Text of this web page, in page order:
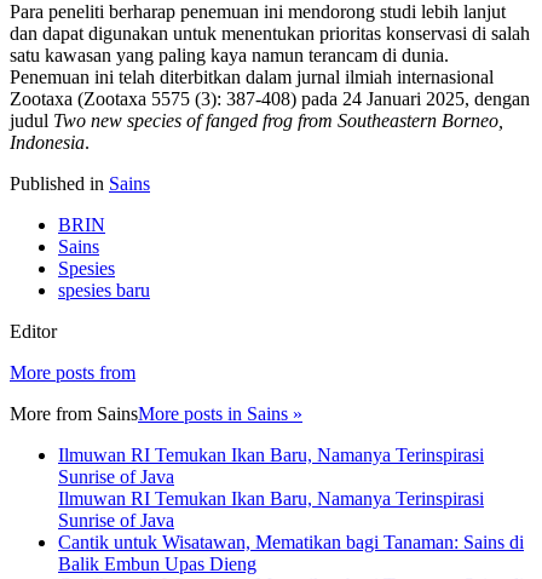
Para peneliti berharap penemuan ini mendorong studi lebih lanjut
dan dapat digunakan untuk menentukan prioritas konservasi di salah
satu kawasan yang paling kaya namun terancam di dunia.
Penemuan ini telah diterbitkan dalam jurnal ilmiah internasional
Zootaxa (Zootaxa 5575 (3): 387-408) pada 24 Januari 2025, dengan
judul Two new species of fanged frog from Southeastern Borneo,
Indonesia.
Published in Sains
BRIN
Sains
Spesies
spesies baru
Editor
More posts from
More from SainsMore posts in Sains »
Ilmuwan RI Temukan Ikan Baru, Namanya Terinspirasi
Sunrise of Java
Ilmuwan RI Temukan Ikan Baru, Namanya Terinspirasi
Sunrise of Java
Cantik untuk Wisatawan, Mematikan bagi Tanaman: Sains di
Balik Embun Upas Dieng